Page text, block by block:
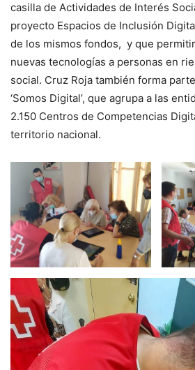
casilla de Actividades de Interés
proyecto Espacios de Inclusión
de los mismos fondos, y que
nuevas tecnologías a personas en
social. Cruz Roja también forma
‘Somos Digital’, que agrupa a las
2.150 Centros de Competencias
territorio nacional.